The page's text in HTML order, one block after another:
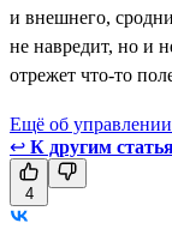
и внешнего,
не навредит, но и
отрежет что-то
Ещё об
↩ К другим
4